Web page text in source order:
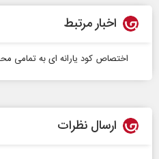
اخبار مرتبط
اختصاص کود یارانه ای به تمامی
ارسال نظرات